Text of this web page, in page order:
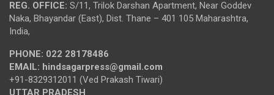
REG. OFFICE: S/11, Trilok Darshan Apartment, Near Goddev
Naka, Bhayandar (East), Dist. Thane – 401 105 Maharashtra,
India,
PHONE: 022 28178486
EMAIL: hindsagarpress@gmail.com
+91-8329312011 (Ved Prakash Tiwari)
UTTAR PRADESH